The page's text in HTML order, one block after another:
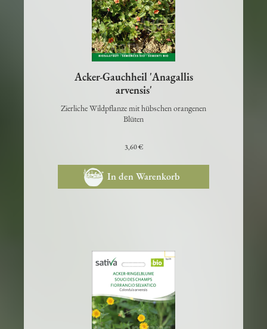
Acker-Gauchheil 'Anagallis
arvensis'
Zierliche Wildpflanze mit hübschen orangenen
In den Warenkorb